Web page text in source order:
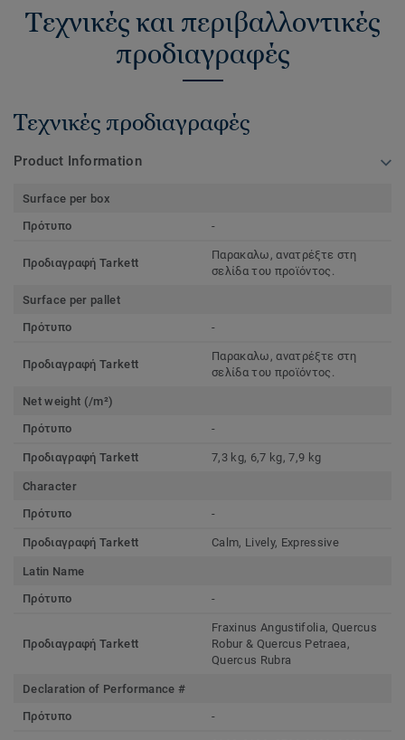
Τεχνικές και περιβαλλοντικές
προδιαγραφές
Τεχνικές προδιαγραφές
Product Information
Surface per box
Πρότυπο
-
Προδιαγραφή Tarkett
Παρακαλω, ανατρέξτε στη
σελίδα του προϊόντος.
Surface per pallet
Πρότυπο
-
Προδιαγραφή Tarkett
Παρακαλω, ανατρέξτε στη
σελίδα του προϊόντος.
Net weight (/m²)
Πρότυπο
-
Προδιαγραφή Tarkett 7,3 kg, 6,7 kg, 7,9 kg
Character
Πρότυπο
-
Προδιαγραφή Tarkett Calm, Lively, Expressive
Latin Name
Πρότυπο
-
Προδιαγραφή Tarkett
Fraxinus Angustifolia, Quercus
Robur & Quercus Petraea,
Quercus Rubra
Declaration of Performance #
Πρότυπο
-